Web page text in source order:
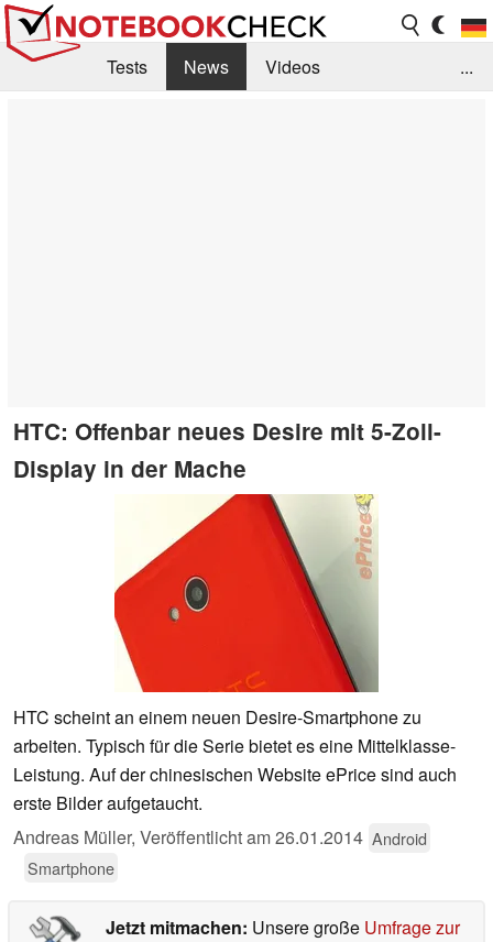
Tests News
Videos
...
HTC: Offenbar neues Desire mit 5-Zoll-
Display in der Mache
HTC scheint an einem neuen Desire-Smartphone zu
arbeiten. Typisch für die Serie bietet es eine Mittelklasse-
Leistung. Auf der chinesischen Website ePrice sind auch
erste Bilder aufgetaucht.
Andreas Müller, Veröffentlicht am26.01.2014 Android
Smartphone
Jetzt mitmachen: Unsere große Umfrage zur